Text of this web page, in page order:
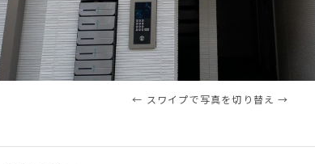
← スワイプで写真を切り替え →